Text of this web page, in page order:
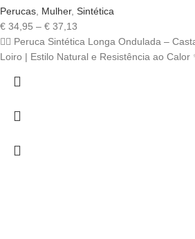
Perucas Mulher, Sintética
€ 34,95 – € 37,13
range:
€ 34,95
💇‍♀️ Peruca Sintética Longa Ondulada –
Loiro | Estilo Natural e Resistência ao Calor